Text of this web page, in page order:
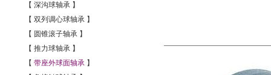
【 深沟球轴承 】
【 双列调心球轴承 】
【 圆锥滚子轴承 】
【 推力球轴承 】
【 带座外球面轴承 】